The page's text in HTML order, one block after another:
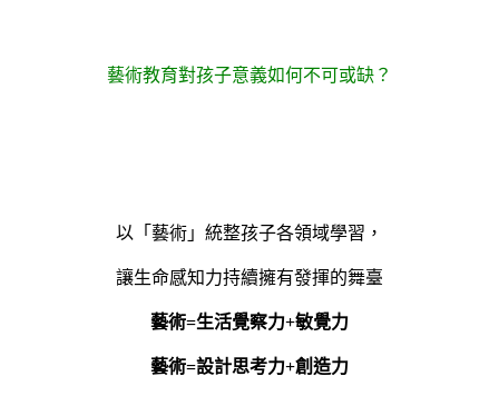
藝術教育對孩子意義如何不可或缺？
以「藝術」統整孩子各領域學習，
讓生命感知力持續擁有發揮的舞臺
藝術=生活覺察力+敏覺力
藝術=設計思考力+創造力